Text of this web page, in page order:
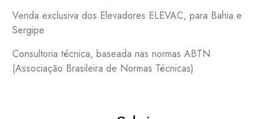
Venda exclusiva dos Elevadores ELEVAC, para Bahia e
Sergipe
Consultoria técnica, baseada nas normas ABTN
(Associação Brasileira de Normas Técnicas)